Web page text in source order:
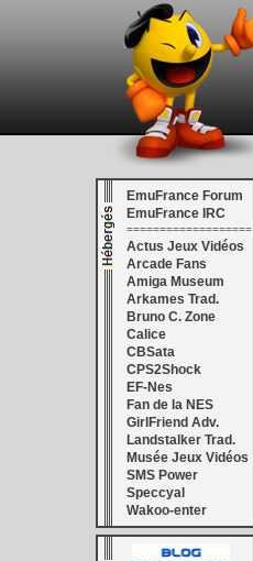
EmuFrance Forum
EmuFrance IRC
===================
Actus Jeux Vidéos
Arcade Fans
Amiga Museum
Arkames Trad.
Bruno C. Zone
Calice
CBSata
CPS2Shock
EF-Nes
Fan de la NES
GirlFriend Adv.
Landstalker Trad.
Musée Jeux Vidéos
SMS Power
Speccyal
Wakoo-enter